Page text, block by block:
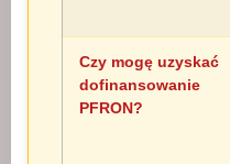
Czy mogę uzyskać
dofinansowanie
PFRON?